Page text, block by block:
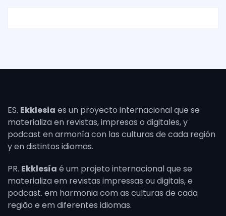
ES. Ekklesia es un proyecto internacional que se
materializa en revistas, impresas o digitales, y
podcast en armonía con las culturas de cada región
y en distintos idiomas.
PR. Ekklesía é um projeto internacional que se
materializa em revistas impressas ou digitais, e
podcast. em harmonia com as culturas de cada
região e em diferentes idiomas.